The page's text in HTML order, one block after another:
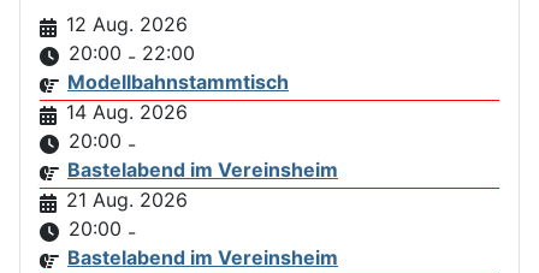
12 Aug. 2026
20:00 - 22:00
Modellbahnstammtisch
14 Aug. 2026
20:00 -
Bastelabend im Vereinsheim
21 Aug. 2026
20:00 -
Bastelabend im Vereinsheim